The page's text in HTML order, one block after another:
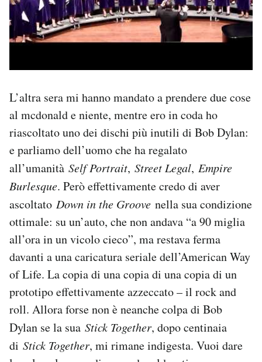
L’altra sera mi hanno mandato a prendere due cose
al mcdonald e niente, mentre ero in coda ho
riascoltato uno dei dischi più inutili di Bob Dylan:
e parliamo dell’uomo che ha regalato
all’umanità Self Portrait, Street Legal, Empire
Burlesque. Però effettivamente credo di aver
ascoltato Down in the Groove nella sua condizione
ottimale: su un’auto, che non andava “a 90 miglia
all’ora in un vicolo cieco”, ma restava ferma
davanti a una caricatura seriale dell’American Way
of Life. La copia di una copia di una copia di un
prototipo effettivamente azzeccato – il rock and
roll. Allora forse non è neanche colpa di Bob
Dylan se la sua Stick Together, dopo centinaia
di Stick Together, mi rimane indigesta. Vuoi dare